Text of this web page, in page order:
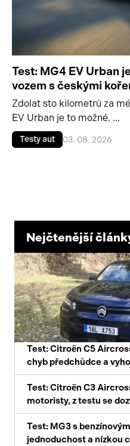
Test: MG4 EV Urban
vozem s českými
Zdolat sto kilometrů za
EV Urban je to možné. ...
Testy aut 03. 08. 2026
Nejčtenější
Test: Citroën C5
chyb předchůdce a
Test: Citroën C3
motoristy, z testu se
Test: MG3 s
jednoduchost a nízkou